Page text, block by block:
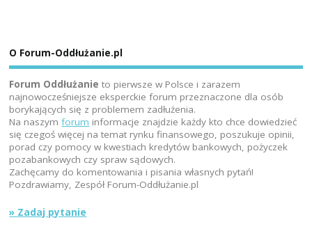
O Forum-Oddłużanie.pl
Forum Oddłużanie to pierwsze w Polsce i zarazem
najnowocześniejsze eksperckie forum przeznaczone dla osób
borykających się z problemem zadłużenia.
Na naszymforum informacje znajdzie każdy kto chce dowiedzieć
się czegoś więcej na temat rynku finansowego, poszukuje opinii,
porad czy pomocy w kwestiach kredytów bankowych, pożyczek
pozabankowych czy spraw sądowych.
Zachęcamy do komentowania i pisania własnych pytań!
Pozdrawiamy, Zespół Forum-Oddłużanie.pl
» Zadaj pytanie